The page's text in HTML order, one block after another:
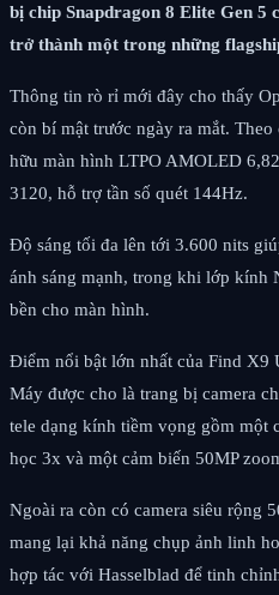
bị chip Snapdragon 8 Elite Gen 5
trở thành một trong những
Thông tin rò rỉ mới đây cho thấy
còn bí mật trước ngày ra mắt.
hữu màn hình LTPO AMOLED
3120, hỗ trợ tần số quét 144Hz.
Độ sáng tối đa lên tới 3.600 nits
ánh sáng mạnh, trong khi lớp kính
bền cho màn hình.
Điểm nổi bật lớn nhất của Find X9
Máy được cho là trang bị camera
tele dạng kính tiềm vọng gồm một
học 3x và một cảm biến 50MP
Ngoài ra còn có camera siêu rộng
mang lại khả năng chụp ảnh linh
hợp tác với Hasselblad để tinh